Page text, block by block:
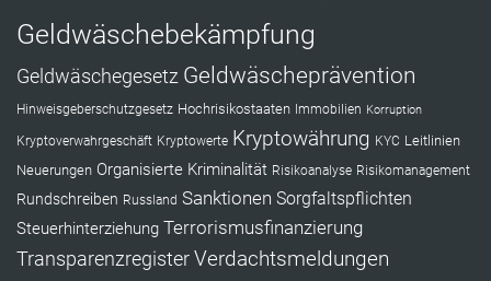
Geldwäschebekämpfung
Geldwäschegesetz Geldwäscheprävention
Hinweisgeberschutzgesetz Hochrisikostaaten Immobilien Korruption
Kryptoverwahrgeschäft Kryptowerte Kryptowährung KYC Leitlinien
Neuerungen Organisierte Kriminalität Risikoanalyse Risikomanagement
Rundschreiben Russland Sanktionen Sorgfaltspflichten
Steuerhinterziehung Terrorismusfinanzierung
TransparenzregisterVerdachtsmeldungen